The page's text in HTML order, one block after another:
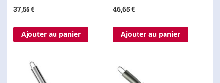
37,55 €
Ajouter au panier
46,65 €
Ajouter au panier